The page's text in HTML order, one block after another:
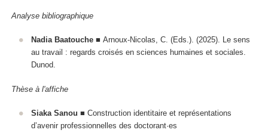
Analyse bibliographique
Nadia Baatouche ■ Arnoux-Nicolas, C. (Eds.). (2025). Le sens
au travail : regards croisés en sciences humaines et sociales.
Dunod.
Thèse à l'affiche
Siaka Sanou ■ Construction identitaire et représentations
d’avenir professionnelles des doctorant·es